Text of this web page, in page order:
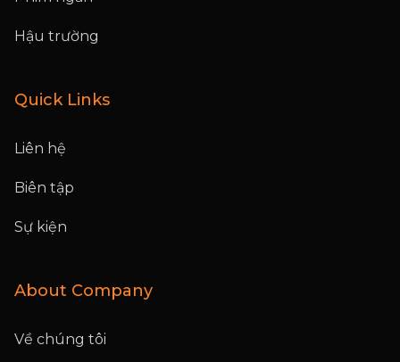
Hậu trường
Quick Links
Liên hệ
Biên tập
Sự kiện
About Company
Về chúng tôi